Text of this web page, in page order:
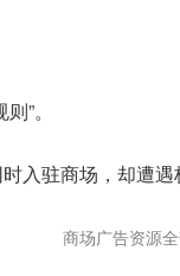
”。
入驻商场，却遭遇
商场广告资源